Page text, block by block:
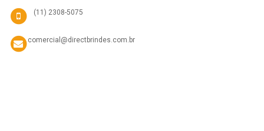
(11) 2308-5075
comercial@directbrindes.com.br